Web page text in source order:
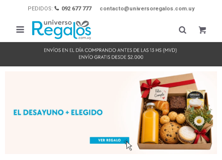
PEDIDOS: 092 677 777 contacto@universoregalos.com.uy
